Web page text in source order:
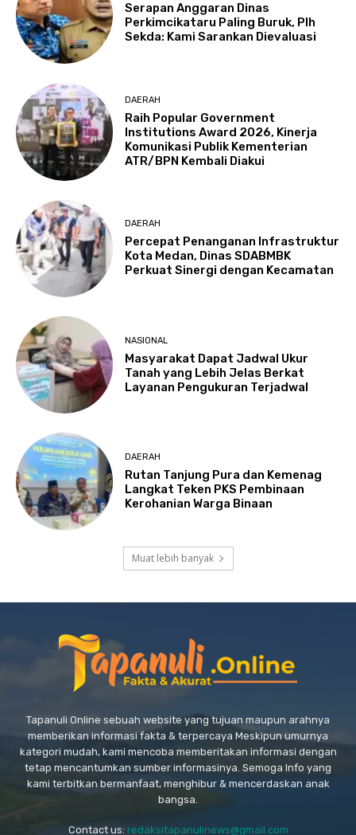
Serapan Anggaran Dinas
Perkimcikataru Paling Buruk, Plh
Sekda: Kami Sarankan Dievaluasi
DAERAH
Raih Popular Government
Institutions Award 2026, Kinerja
Komunikasi Publik Kementerian
ATR/BPN Kembali Diakui
DAERAH
Percepat Penanganan Infrastruktur
Kota Medan, Dinas SDABMBK
Perkuat Sinergi dengan Kecamatan
NASIONAL
Masyarakat Dapat Jadwal Ukur
Tanah yang Lebih Jelas Berkat
Layanan Pengukuran Terjadwal
DAERAH
Rutan Tanjung Pura dan Kemenag
Langkat Teken PKS Pembinaan
Kerohanian Warga Binaan
Muat lebih banyak
Tapanuli Online sebuah website yang tujuan maupun arahnya
memberikan informasi fakta & terpercaya Meskipun umurnya
kategori mudah, kami mencoba memberitakan informasi dengan
tetap mencantumkan sumber informasinya. Semoga Info yang
kami terbitkan bermanfaat, menghibur & mencerdaskan anak
bangsa.
Contact us: redaksitapanulinews@gmail.com